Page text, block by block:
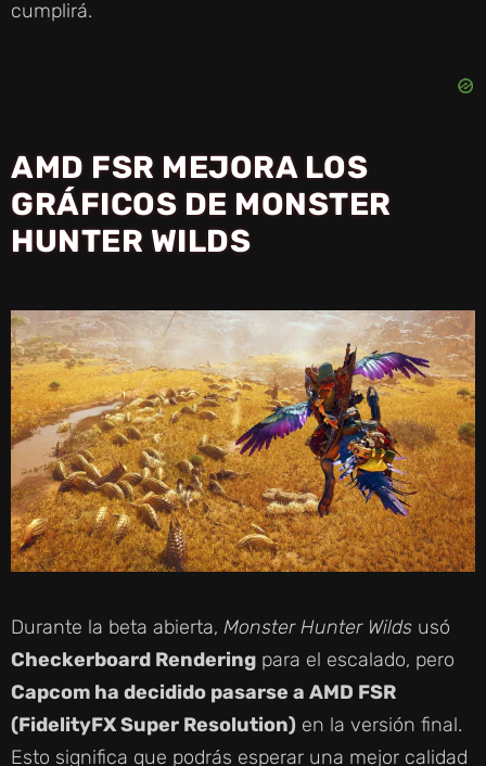
cumplirá.
AMD FSR MEJORA LOS
GRÁFICOS DE MONSTER
HUNTER WILDS
Durante la beta abierta, Monster Hunter Wilds usó
Checkerboard Rendering para el escalado, pero
Capcom ha decidido pasarse a AMD FSR
(FidelityFX Super Resolution) en la versión final.
Esto significa que podrás esperar una mejor calidad